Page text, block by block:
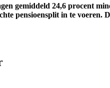
gemiddeld 24,6 procent
pensioensplit in te